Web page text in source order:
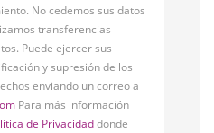
No cedemos sus datos
transferencias
Puede ejercer sus
y supresión de los
enviando un correo a
Para más información
de Privacidaddonde